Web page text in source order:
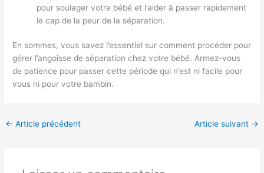
pour soulager votre bébé et l’aider à passer rapidement
le cap de la peur de la séparation.
En sommes, vous savez l’essentiel sur comment procéder pour
gérer l’angoisse de séparation chez votre bébé. Armez-vous
de patience pour passer cette période qui n’est ni facile pour
vous ni pour votre bambin.
← Article précédent Article suivant →